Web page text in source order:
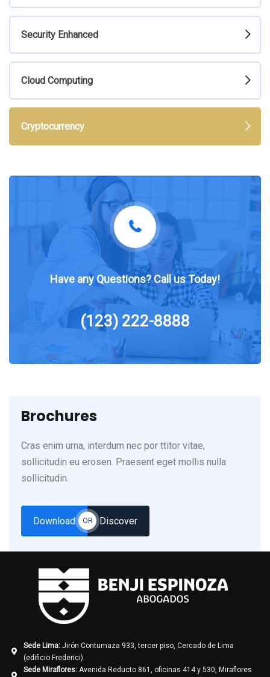
Security Enhanced
Cloud Computing
Cryptocurrency
Have any Questions? Call us Today!
(123) 222-8888
Brochures
Cras enim urna, interdum nec por ttitor vitae,
sollicitudin eu erosen. Praesent eget mollis nulla
sollicitudin.
Download OR Discover
Sede Lima:Jirón Contumaza 933, tercer piso, Cercado de Lima
(edificio Frederici).
Sede Miraflores:Avenida Reducto 861, oficinas 414 y 530, Miraflores